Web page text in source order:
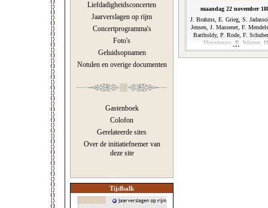
Liefdadigheidsconcerten
Jaarverslagen op rijm
Concertprogramma's
Foto's
Geluidsopnamen
Notulen en overige documenten
Gastenboek
Colofon
Gerelateerde sites
Over de initiatiefnemer van
deze site
Tijdbalk
maandag 22 november
J. Brahms, E. Grieg, S.
Jensen, J. Massenet, F.
Bartholdy, P. Rode, F.
Vieuxtemps, R. Wagner,
Wieniawski